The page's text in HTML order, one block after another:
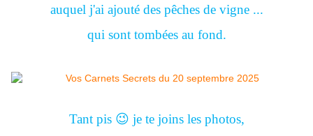
auquel j'ai ajouté des pêches de vigne ...
qui sont tombées au fond.
Tant pis 😉 je te joins les photos,